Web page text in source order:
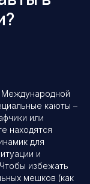
Международной
каюты –
или
находятся
для
и
избежать
мешков (как